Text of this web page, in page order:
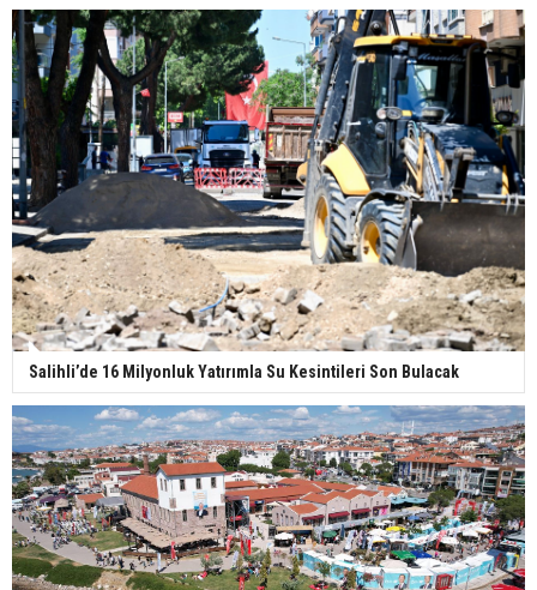
Salihli’de 16 Milyonluk Yatırımla Su Kesintileri Son Bulacak